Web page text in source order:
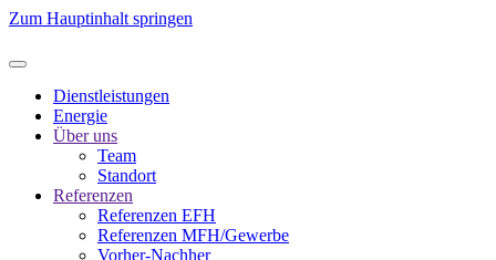
Zum Hauptinhalt springen
Dienstleistungen
Energie
Über uns
Team
Standort
Referenzen
Referenzen EFH
Referenzen MFH/Gewerbe
Vorher-Nachher